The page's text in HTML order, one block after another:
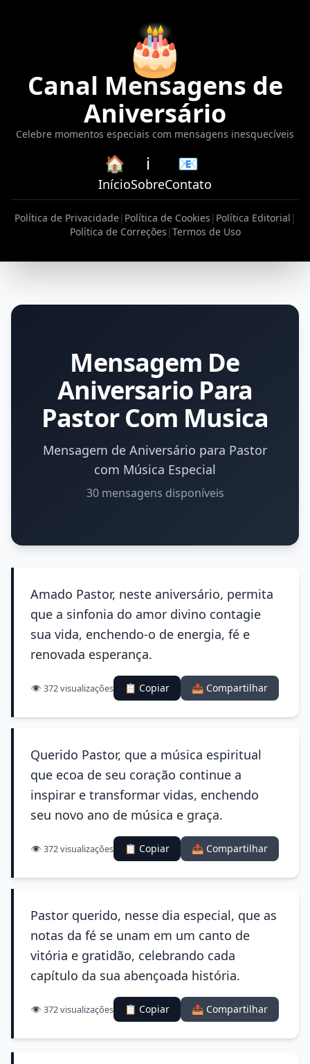
🎂
Canal Mensagens de
Aniversário
Celebre momentos especiais com mensagens inesquecíveis
🏠
Início
ℹ️
Sobre
📧
Contato
Política de Privacidade| Política de Cookies | Política Editorial |
Política de Correções |Termos de Uso
Mensagem De
Aniversario Para
Pastor Com Musica
Mensagem de Aniversário para Pastor
com Música Especial
30 mensagens disponíveis
Amado Pastor, neste aniversário, permita
que a sinfonia do amor divino contagie
sua vida, enchendo-o de energia, fé e
renovada esperança.
👁️ 372 visualizações 📋 Copiar 📤 Compartilhar
Querido Pastor, que a música espiritual
que ecoa de seu coração continue a
inspirar e transformar vidas, enchendo
seu novo ano de música e graça.
👁️ 372 visualizações 📋 Copiar 📤 Compartilhar
Pastor querido, nesse dia especial, que as
notas da fé se unam em um canto de
vitória e gratidão, celebrando cada
capítulo da sua abençoada história.
👁️ 372 visualizações 📋 Copiar 📤 Compartilhar